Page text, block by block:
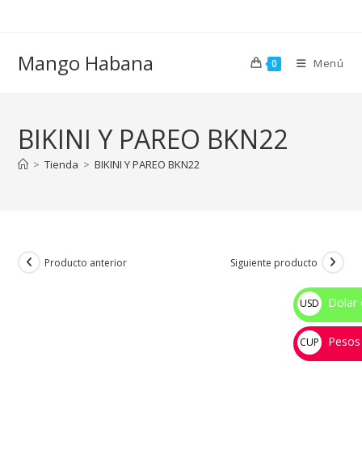
Mango Habana 0 Menú
BIKINI Y PAREO BKN22
> Tienda > BIKINI Y PAREO BKN22
Producto anterior Siguiente producto
USD
$
Dolar
CUP
💰
Pesos